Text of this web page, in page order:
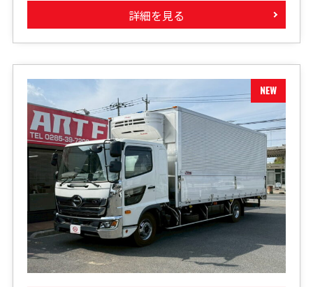
詳細を見る